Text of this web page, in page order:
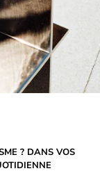
? DANS VOS